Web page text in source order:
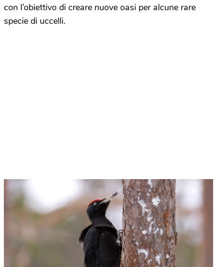
con l’obiettivo di creare nuove oasi per alcune rare
specie di uccelli.